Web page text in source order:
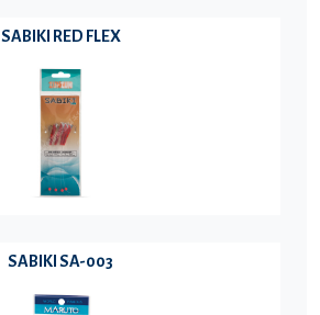
SABIKI RED FLEX
SABIKI SA-003